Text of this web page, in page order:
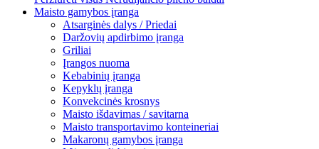
Maisto gamybos įranga
Atsarginės dalys / Priedai
Daržovių apdirbimo įranga
Griliai
Įrangos nuoma
Kebabinių įranga
Kepyklų įranga
Konvekcinės krosnys
Maisto išdavimas / savitarna
Maisto transportavimo konteineriai
Makaronų gamybos įranga